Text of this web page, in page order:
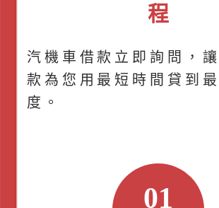
程
汽機車借款立即詢問，
款為您用最短時間貸到
度。
01